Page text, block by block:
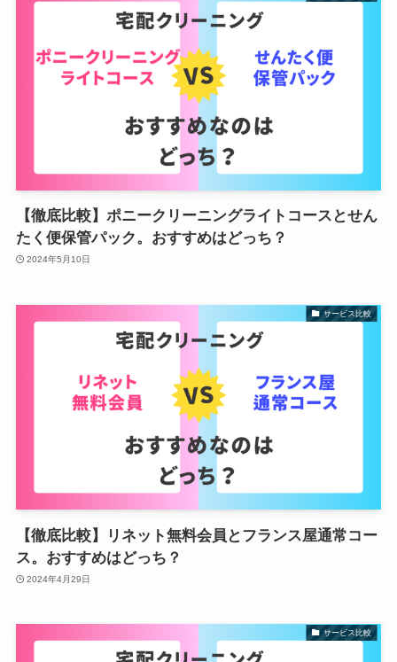
【徹底比較】ポニークリーニングライトコースとせん
たく便保管パック。おすすめはどっち？
2024年5月10日
サービス比較
【徹底比較】リネット無料会員とフランス屋通常コー
ス。おすすめはどっち？
2024年4月29日
サービス比較